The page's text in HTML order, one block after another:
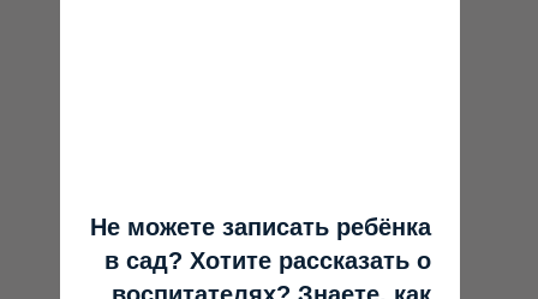
Не можете записать ребёнка
в сад? Хотите рассказать о